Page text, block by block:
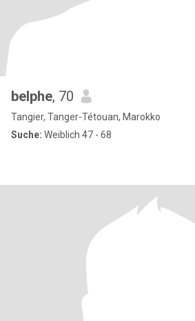
belphe, 70
Tangier, Tanger-Tétouan, Marokko
Suche: Weiblich 47 - 68